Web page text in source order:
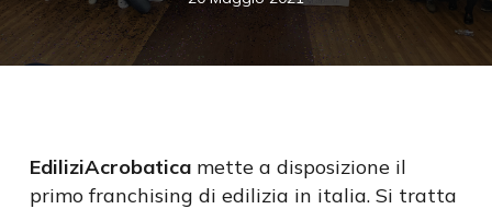
EdiliziAcrobatica mette a disposizione il
primo franchising di edilizia in italia. Si tratta